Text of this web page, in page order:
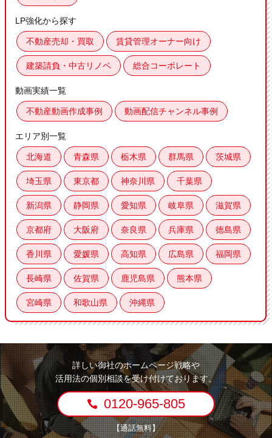
LP強化から探す
不動産売却・買取 賃貸管理オーナー向け
建築請負・中古リノベ 総合コーポレート
動画実績一覧
不動産動画作成事例 動画配信チャンネル事例
エリア別一覧
北海道 青森県 栃木県 群馬県 茨城県
埼玉県 東京都 神奈川県 千葉県
新潟県 静岡県 愛知県 岐阜県 滋賀県
京都府 大阪府 奈良県 兵庫県 徳島県
香川県 愛媛県 高知県 広島県 福岡県
長崎県 佐賀県 鹿児島県 熊本県
宮崎県 和歌山県 沖縄県
詳しい御社のホームページ戦略や
活用法の個別相談を受け付けております。
0120-965-805
【通話無料】